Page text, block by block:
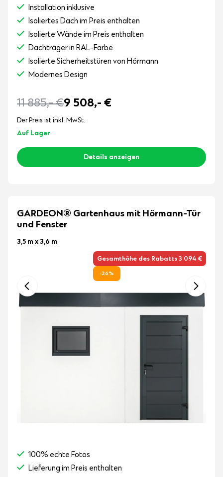
Installation inklusive
Isoliertes Dach im Preis enthalten
Isolierte Wände im Preis enthalten
Dachträger in RAL-Farbe
Isolierte Sicherheitstüren von Hörmann
Modernes Design
11 885,-€9 508,- €
Der Preis ist inkl. MwSt.
Auf Lager
Details anzeigen
GARDEON® Gartenhaus mit Hörmann-Tür
und Fenster
3,5 m x 3,6 m
Gesamthöhe des Rabatts 3 094 €
-26%
100% echte Fotos
Lieferung im Preis enthalten